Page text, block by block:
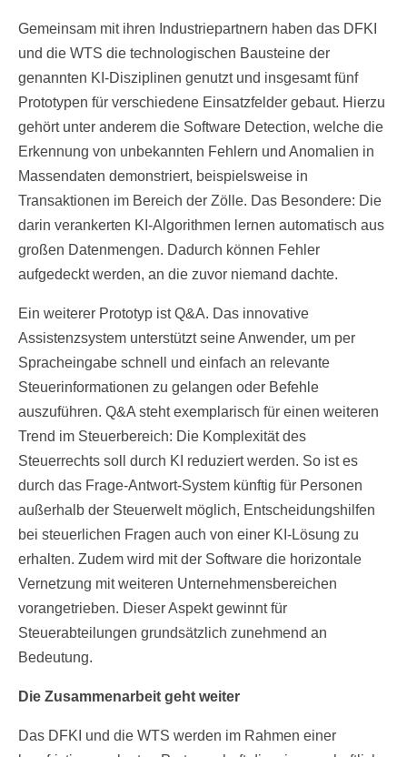
Gemeinsam mit ihren Industriepartnern haben das DFKI
und die WTS die technologischen Bausteine der
genannten KI-Disziplinen genutzt und insgesamt fünf
Prototypen für verschiedene Einsatzfelder gebaut. Hierzu
gehört unter anderem die Software Detection, welche die
Erkennung von unbekannten Fehlern und Anomalien in
Massendaten demonstriert, beispielsweise in
Transaktionen im Bereich der Zölle. Das Besondere: Die
darin verankerten KI-Algorithmen lernen automatisch aus
großen Datenmengen. Dadurch können Fehler
aufgedeckt werden, an die zuvor niemand dachte.
Ein weiterer Prototyp ist Q&A. Das innovative
Assistenzsystem unterstützt seine Anwender, um per
Spracheingabe schnell und einfach an relevante
Steuerinformationen zu gelangen oder Befehle
auszuführen. Q&A steht exemplarisch für einen weiteren
Trend im Steuerbereich: Die Komplexität des
Steuerrechts soll durch KI reduziert werden. So ist es
durch das Frage-Antwort-System künftig für Personen
außerhalb der Steuerwelt möglich, Entscheidungshilfen
bei steuerlichen Fragen auch von einer KI-Lösung zu
erhalten. Zudem wird mit der Software die horizontale
Vernetzung mit weiteren Unternehmensbereichen
vorangetrieben. Dieser Aspekt gewinnt für
Steuerabteilungen grundsätzlich zunehmend an
Bedeutung.
Die Zusammenarbeit geht weiter
Das DFKI und die WTS werden im Rahmen einer